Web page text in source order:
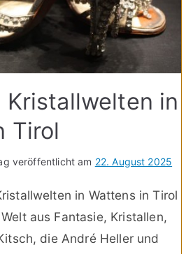
Kristallwelten in
Tirol
veröffentlicht am 22. August 2025
in Wattens in Tirol
aus Fantasie, Kristallen,
die André Heller und